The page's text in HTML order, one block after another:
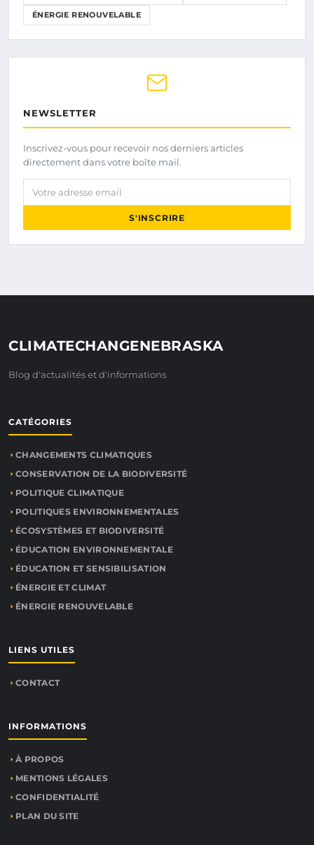
ÉNERGIE RENOUVELABLE
NEWSLETTER
Inscrivez-vous pour recevoir nos derniers articles
directement dans votre boîte mail.
Votre adresse email
S'INSCRIRE
CLIMATECHANGENEBRASKA
Blog d'actualités et d'informations
CATÉGORIES
CHANGEMENTS CLIMATIQUES
CONSERVATION DE LA BIODIVERSITÉ
POLITIQUE CLIMATIQUE
POLITIQUES ENVIRONNEMENTALES
ÉCOSYSTÈMES ET BIODIVERSITÉ
ÉDUCATION ENVIRONNEMENTALE
ÉDUCATION ET SENSIBILISATION
ÉNERGIE ET CLIMAT
ÉNERGIE RENOUVELABLE
LIENS UTILES
CONTACT
INFORMATIONS
À PROPOS
MENTIONS LÉGALES
CONFIDENTIALITÉ
PLAN DU SITE